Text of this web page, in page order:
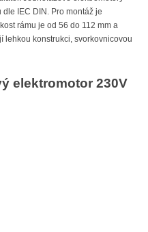
IEC DIN. Pro montáž je
rámu je od 56 do 112 mm a
lehkou konstrukci, svorkovnicovou
elektromotor 230V